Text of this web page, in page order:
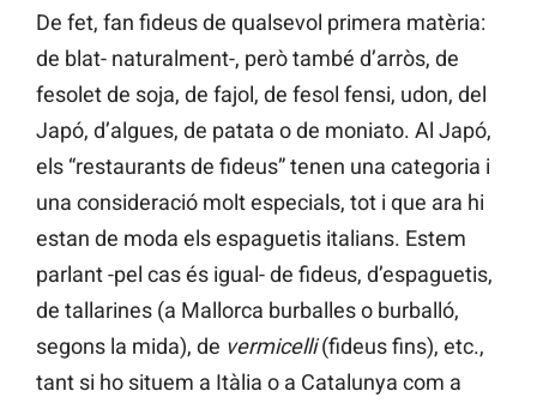
De fet, fan fideus de qualsevol primera matèria:
de blat- naturalment-, però també d’arròs, de
fesolet de soja, de fajol, de fesol fensi, udon, del
Japó, d’algues, de patata o de moniato. Al Japó,
els “restaurants de fideus” tenen una categoria i
una consideració molt especials, tot i que ara hi
estan de moda els espaguetis italians. Estem
parlant -pel cas és igual- de fideus, d’espaguetis,
de tallarines (a Mallorca burballes o burballó,
segons la mida), de vermicelli(fideus fins), etc.,
tant si ho situem a Itàlia o a Catalunya com a